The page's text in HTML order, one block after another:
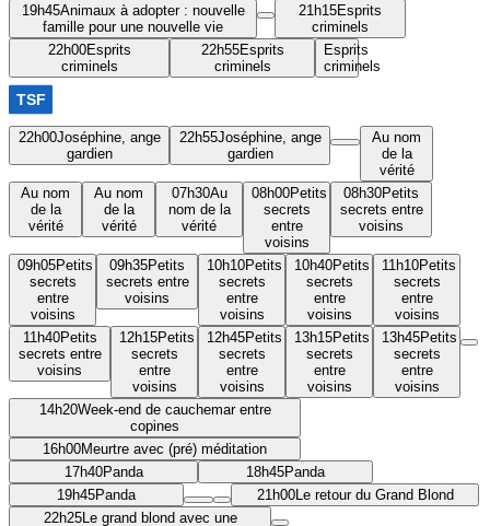
19h45Animaux à adopter : nouvelle
famille pour une nouvelle vie
21h15Esprits
criminels
22h00Esprits
criminels
22h55Esprits
criminels
Esprits
criminels
22h00Joséphine, ange
gardien
22h55Joséphine, ange
gardien
Au nom
de la
vérité
Au nom
de la
vérité
Au nom
de la
vérité
07h30Au
nom de la
vérité
08h00Petits
secrets
entre
voisins
08h30Petits
secrets entre
voisins
09h05Petits
secrets
entre
voisins
09h35Petits
secrets entre
voisins
10h10Petits
secrets
entre
voisins
10h40Petits
secrets
entre
voisins
11h10Petits
secrets
entre
voisins
11h40Petits
secrets entre
voisins
12h15Petits
secrets
entre
voisins
12h45Petits
secrets
entre
voisins
13h15Petits
secrets
entre
voisins
13h45Petits
secrets
entre
voisins
14h20Week-end de cauchemar entre
copines
16h00Meurtre avec (pré) méditation
17h40Panda 18h45Panda
19h45Panda 21h00Le retour du Grand Blond
22h25Le grand blond avec une